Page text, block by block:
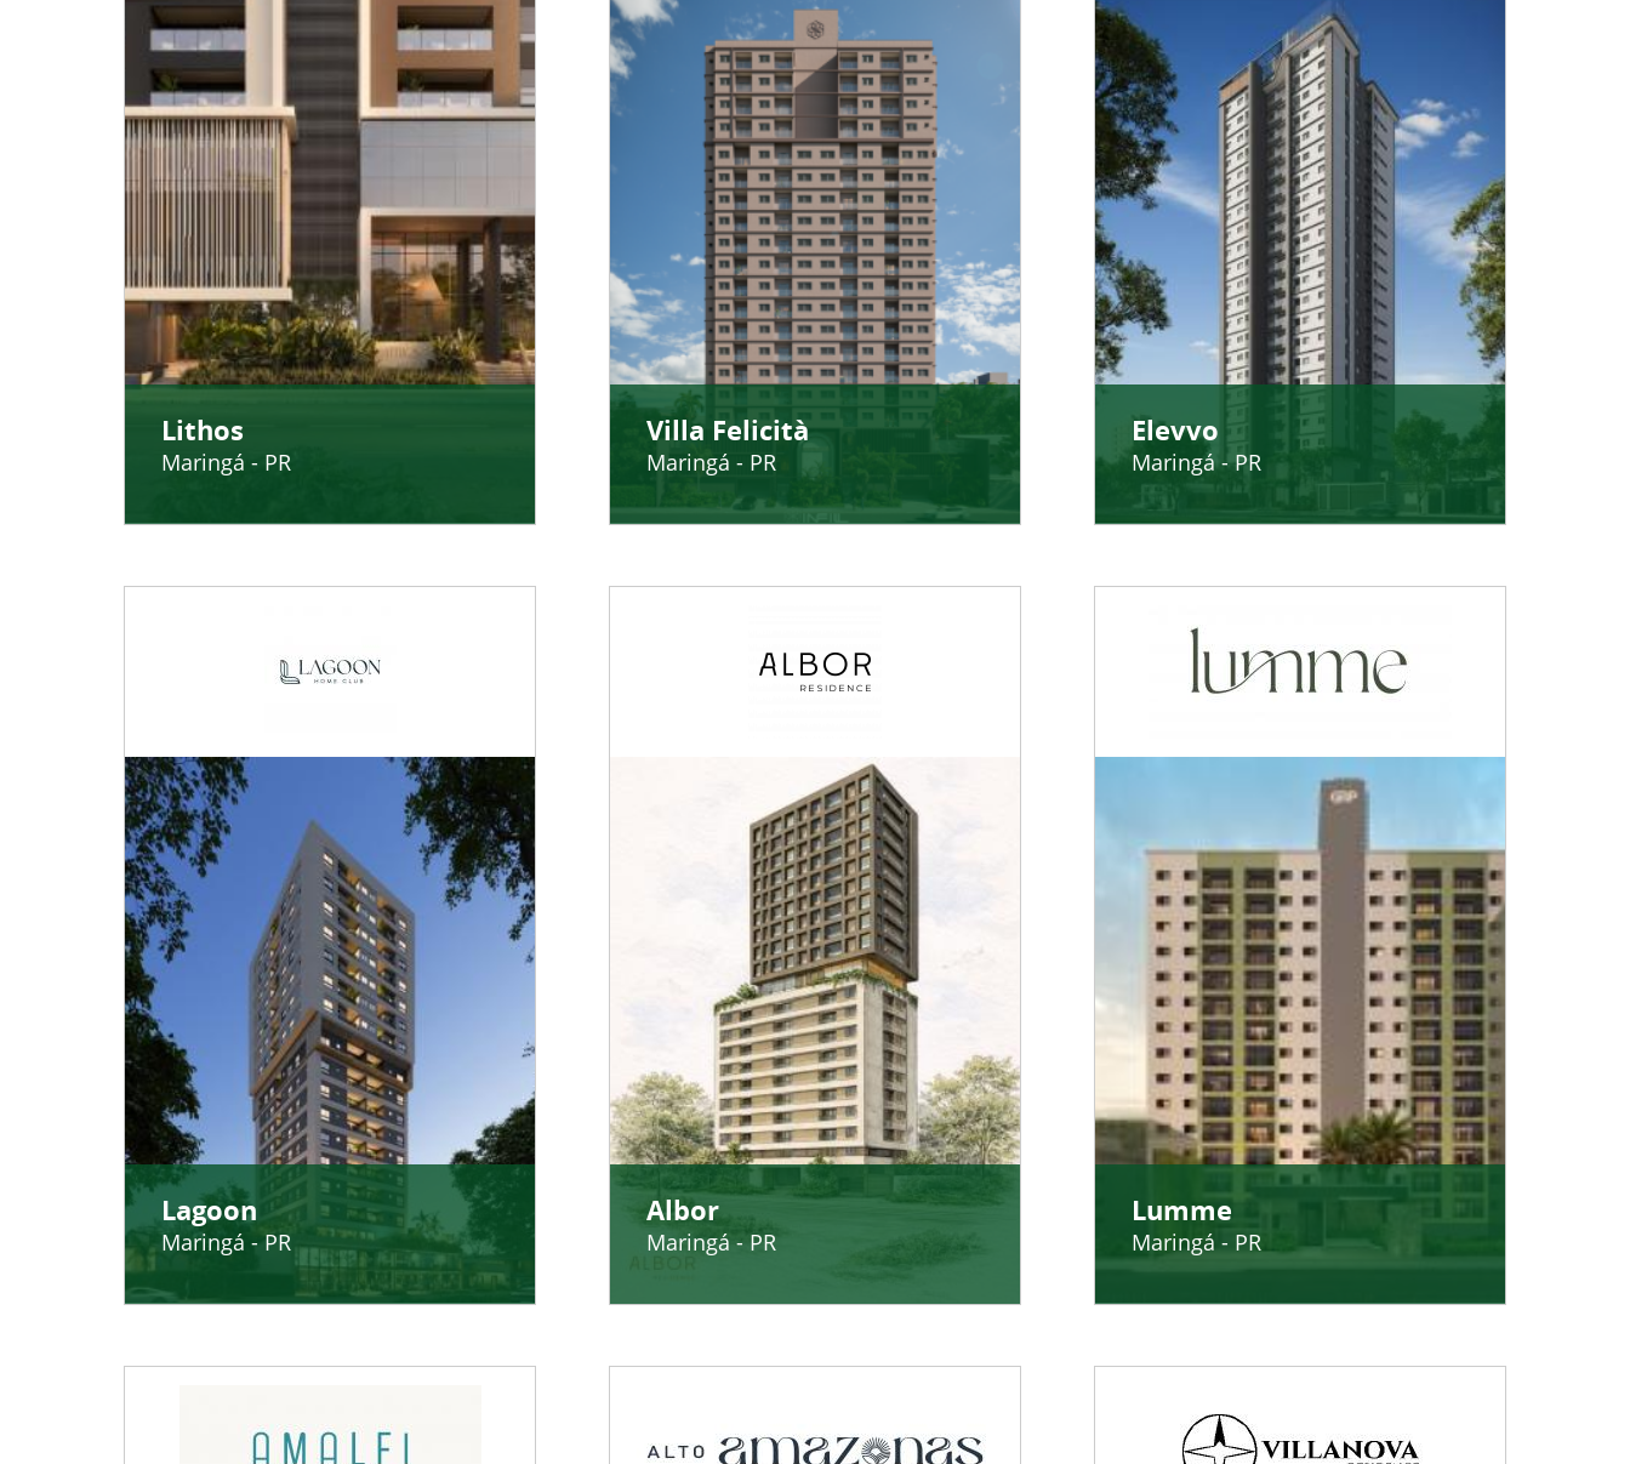
Lithos
Maringá - PR
Villa Felicità
Maringá - PR
Elevvo
Maringá - PR
Lagoon
Maringá - PR
Albor
Maringá - PR
Lumme
Maringá - PR